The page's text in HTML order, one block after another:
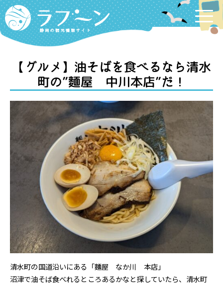
Labooon
【グルメ】油そばを食べるなら清水
町の”麵屋 中川本店”だ！
清水町の国道沿いにある「麵屋 なか川 本店」
沼津で油そば食べれるところあるかなと探していたら、清水町